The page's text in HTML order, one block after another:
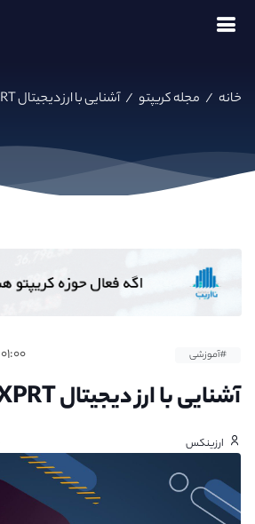
خانه / مجله کریپتو /آشنایی با ارز دیجیتال XPRT
#آموزشی ۰۱:۰۰ چهارشنبه - ۱۴۰۱/۱۱/۲۶
آشنایی با ارز دیجیتال XPRT
ارزینکس